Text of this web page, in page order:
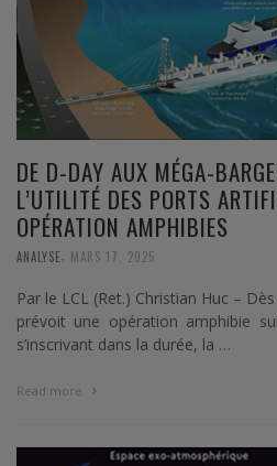
DE D-DAY AUX MÉGA-
L’UTILITÉ DES PORTS
OPÉRATION AMPHIBIES
ANALYSE MARS 17, 2025
Par le LCL (Ret.) Christian Huc –
prévoit une opération amphibie
s’inscrivant dans la durée, la …
Read more